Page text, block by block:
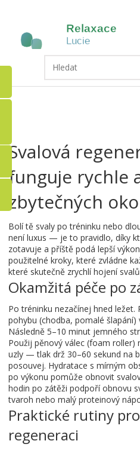
Svalová
funguje rychle
zbytečných
Bolí tě svaly po tréninku nebo
není luxus — je to pravidlo, díky
zotavuje a příště podá lepší
použitelné kroky, které zvládne
které skutečně zrychlí hojení
Okamžitá péče po
Po tréninku nezačínej hned
pohybu (chodba, pomalé
Následně 5–10 minut jemného
Použij pěnový válec (foam roller)
uzly — tlak drž 30–60 sekund na
posouvej. Hydratace s mírným
po výkonu pomůže obnovit
hodin po zátěži podpoří obnovu
tvaroh nebo malý proteinový
Praktické rutiny
regeneraci